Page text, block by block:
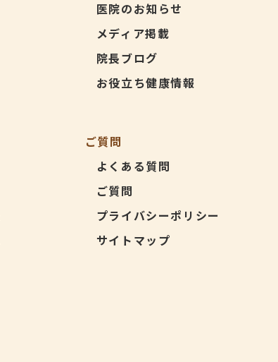
医院のお知らせ
メディア掲載
院長ブログ
お役立ち健康情報
ご質問
よくある質問
ご質問
プライバシーポリシー
サイトマップ